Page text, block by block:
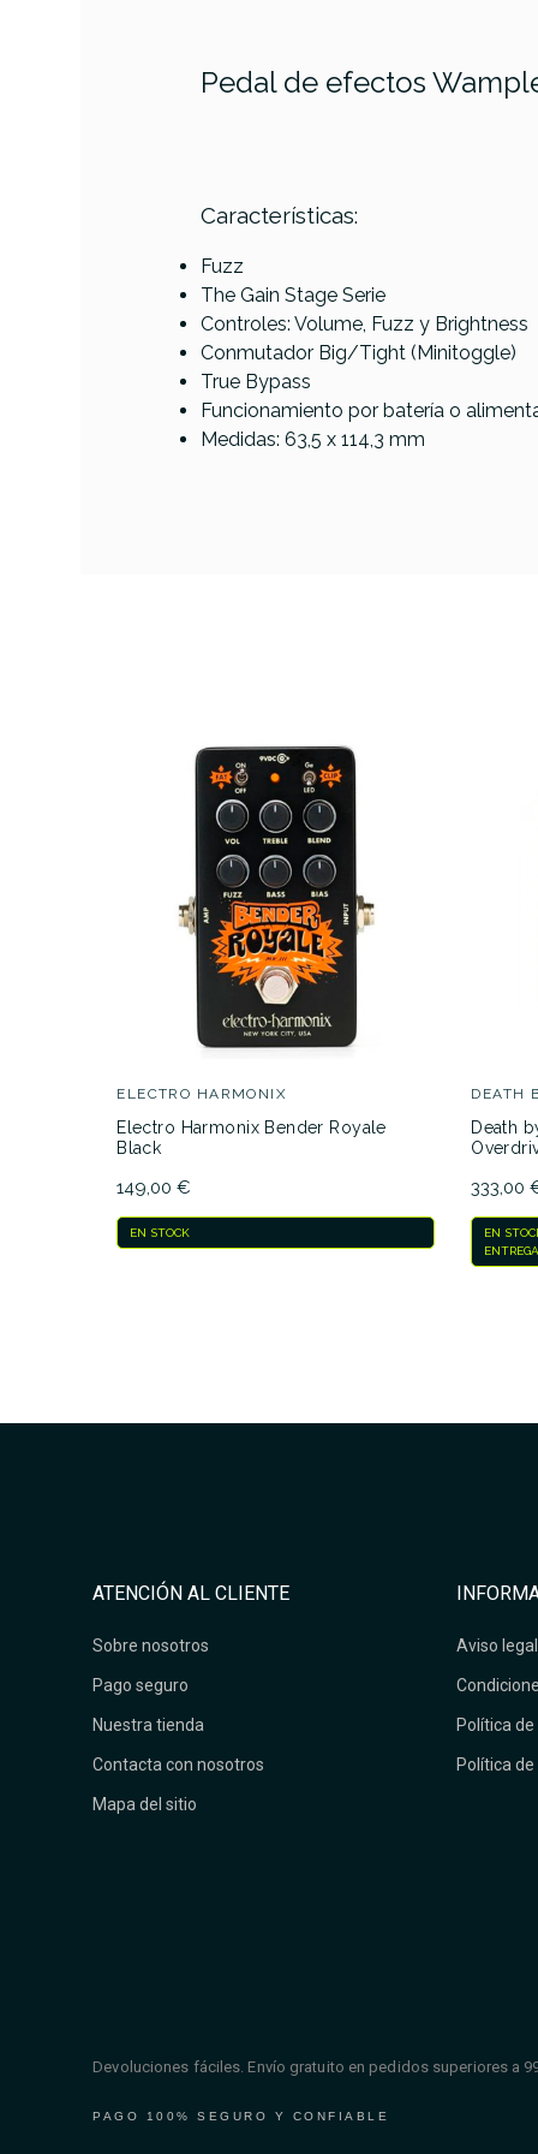
Pedal de efectos
Características:
Fuzz
The Gain Stage Serie
Controles: Volume, Fuzz y Brightness
Conmutador Big/Tight (Minitoggle)
True Bypass
Funcionamiento por batería o
Medidas: 63,5 x 114,3 mm
Referencia
Earthquaker
Hizumitas Fuzz
Pedal
PRECIO
DESCRIPCIÓN
ELECTRO HARMONIX
Electro Harmonix Bender Royale
Black
149,00 €
EN STOCK
DEATH
Death
333,00
EN
ATENCIÓN AL CLIENTE
Sobre nosotros
Pago seguro
Nuestra tienda
Contacta con nosotros
Mapa del sitio
Aviso legal
Política
Política
Devoluciones fáciles. Envío gratuito en pedidos superiores a
PAGO 100% SEGURO Y CONFIABLE